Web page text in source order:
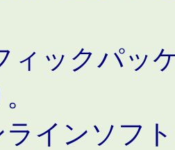
ィックパッ
インソフ